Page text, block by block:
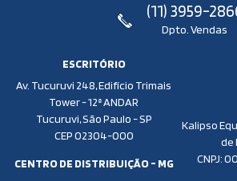
(11) 3959-
Dpto. Vendas
ESCRITÓRIO
Av. Tucuruvi 248, Edifício Trimais
Tower - 12ª ANDAR
Tucuruvi, São Paulo - SP
CEP 02304-000
CENTRO DE DISTRIBUIÇÃO - MG
Kalipso
de
CNPJ: